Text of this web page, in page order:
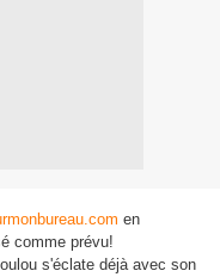
en
comme prévu!
s'éclate déjà avec son